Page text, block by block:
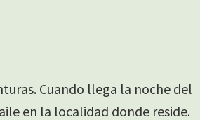
Cuando llega la noche del
en la localidad donde reside.